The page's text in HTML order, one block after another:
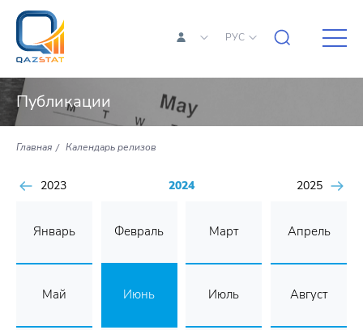
РУС
Публикации
Главная Календарь релизов
2023 2024 2025
Январь Февраль Март Апрель
Май Июнь Июль Август